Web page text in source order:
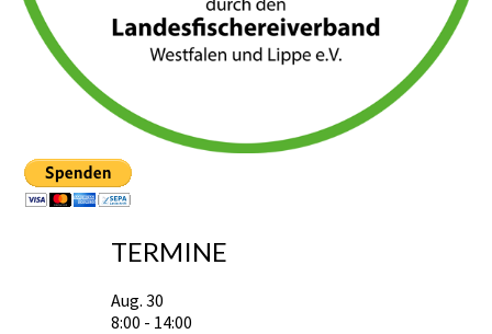
TERMINE
Aug. 30
8:00 - 14:00